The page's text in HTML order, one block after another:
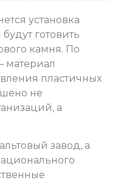
установка
готовить
камня. По
материал
пластичных
не
а
завод, а